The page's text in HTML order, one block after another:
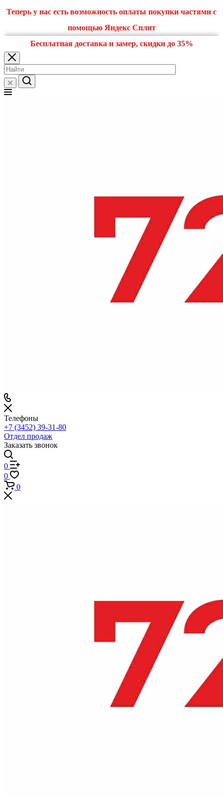
Теперь у нас есть возможность оплаты покупки частями с
помощью Яндекс Сплит
Бесплатная доставка и замер, скидки до 35%
Телефоны
+7 (3452) 39-31-80
Отдел продаж
Заказать звонок
0
0
0